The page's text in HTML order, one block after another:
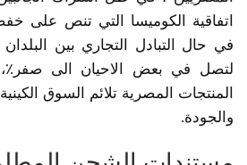
اتفاقية الكوميسا التي تنص على
في حال التبادل التجاري بين البلدان
لتصل في بعض الاحيان الى
المنتجات المصرية تلائم السوق
والجودة.